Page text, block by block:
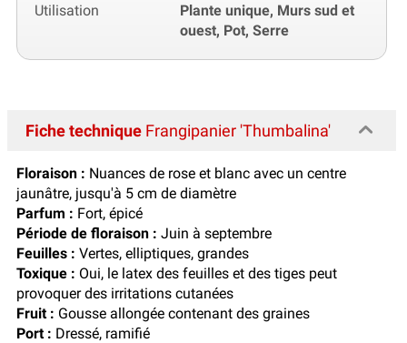
Utilisation
Plante unique, Murs sud et
ouest, Pot, Serre
Fiche technique Frangipanier 'Thumbalina'
Floraison : Nuances de rose et blanc avec un centre
jaunâtre, jusqu'à 5 cm de diamètre
Parfum : Fort, épicé
Période de floraison : Juin à septembre
Feuilles : Vertes, elliptiques, grandes
Toxique : Oui, le latex des feuilles et des tiges peut
provoquer des irritations cutanées
Fruit : Gousse allongée contenant des graines
Port : Dressé, ramifié